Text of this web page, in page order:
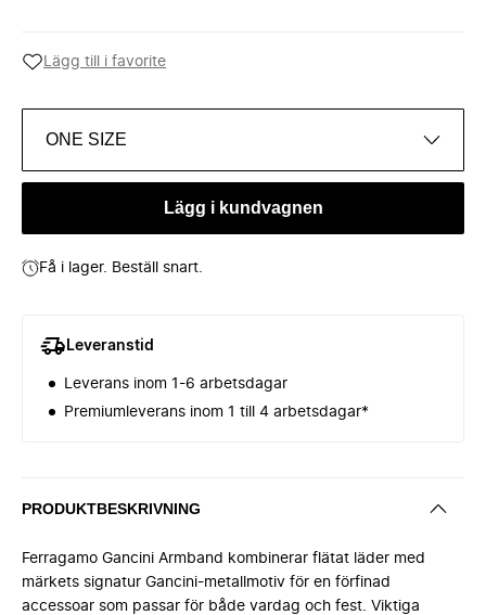
Lägg till i favorite
ONE SIZE
Lägg i kundvagnen
Få i lager. Beställ snart.
Leveranstid
Leverans inom 1-6 arbetsdagar
Premiumleverans inom 1 till 4 arbetsdagar*
PRODUKTBESKRIVNING
Ferragamo Gancini Armband kombinerar flätat läder med
märkets signatur Gancini-metallmotiv för en förfinad
accessoar som passar för både vardag och fest. Viktiga